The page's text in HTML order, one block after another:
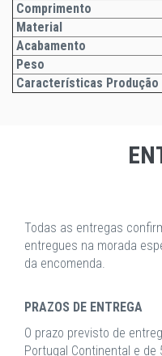
Comprimento
Material
Acabamento
Peso
Características Produção
Todas as entregas
entregues na morada
da encomenda.
PRAZOS DE ENTREGA
O prazo previsto de
Portugal Continental e